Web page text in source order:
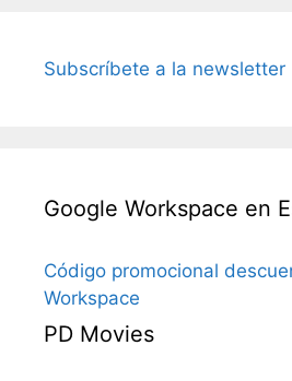
Subscríbete a la newsletter
Google Workspace en
Código promocional
Workspace
PD Movies